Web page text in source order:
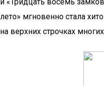
лето» мгновенно стала
на верхних строчках